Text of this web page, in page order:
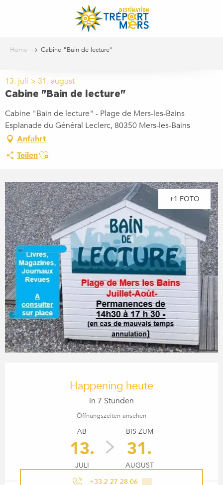
Home Cabine "Bain de lecture"
13. juli > 31. august
Cabine "Bain de lecture"
Cabine "Bain de lecture" - Plage de Mers-les-Bains
Esplanade du Général Leclerc, 80350 Mers-les-Bains
Anfahrt
TeilenAjouter aux favoris
+1 FOTO
Happening heute
in 7 Stunden
Öffnungszeiten ansehen
AB
13.
JULI
BIS ZUM
31.
AUGUST
+33 2 27 28 06 ▒▒